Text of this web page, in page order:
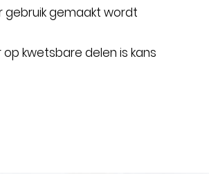
gebruik gemaakt wordt
kwetsbare delen is kans